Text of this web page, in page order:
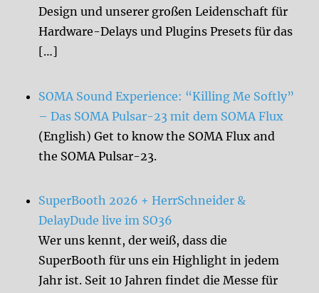
Design und unserer großen Leidenschaft für
Hardware-Delays und Plugins Presets für das
[…]
SOMA Sound Experience: “Killing Me Softly”
– Das SOMA Pulsar-23 mit dem SOMA Flux
(English) Get to know the SOMA Flux and
the SOMA Pulsar-23.
SuperBooth 2026 + HerrSchneider &
DelayDude live im SO36
Wer uns kennt, der weiß, dass die
SuperBooth für uns ein Highlight in jedem
Jahr ist. Seit 10 Jahren findet die Messe für